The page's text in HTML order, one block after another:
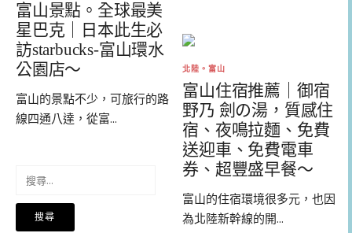
富山景點。全球最美
星巴克｜日本此生必
訪starbucks-富山環水
公園店～
富山的景點不少，可旅行的路
線四通八達，從富...
北陸。富山
富山住宿推薦｜御宿
野乃 劍の湯，質感住
宿、夜鳴拉麵、免費
送迎車、免費電車
券、超豐盛早餐～
富山的住宿環境很多元，也因
為北陸新幹線的開...
關